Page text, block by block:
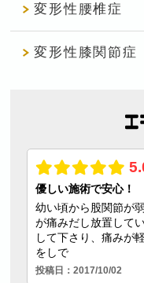
変形性腰椎症
変形性膝関節症